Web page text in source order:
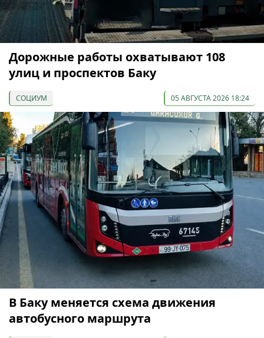
Дорожные работы охватывают 108
улиц и проспектов Баку
СОЦИУМ 05 АВГУСТА 2026 18:24
В Баку меняется схема движения
автобусного маршрута